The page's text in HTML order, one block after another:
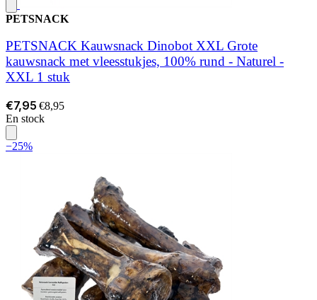
PETSNACK
PETSNACK Kauwsnack Dinobot XXL Grote
kauwsnack met vleesstukjes, 100% rund - Naturel -
XXL 1 stuk
€7,95 €8,95
En stock
−25%